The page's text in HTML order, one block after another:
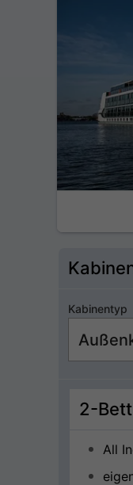
Kabinentyp
2-
All